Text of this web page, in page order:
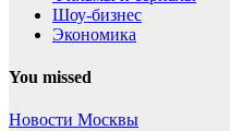
Шоу-бизнес
Экономика
You missed
Новости Москвы